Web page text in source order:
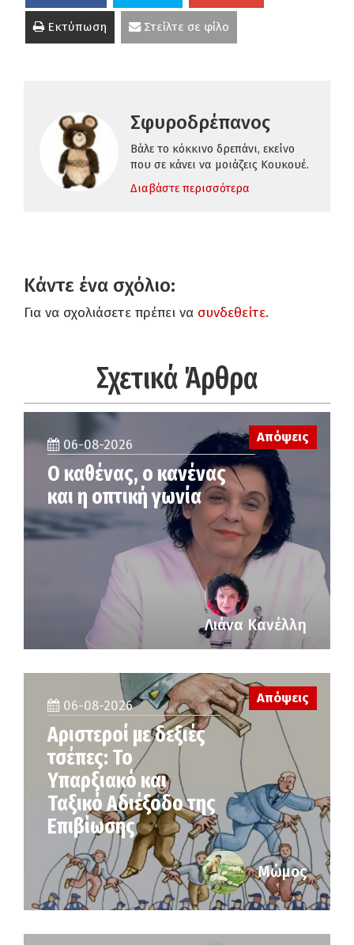
Εκτύπωση Στείλτε σε φίλο
Σφυροδρέπανος
Βάλε το κόκκινο δρεπάνι, εκείνο
που σε κάνει να μοιάζεις Κουκουέ.
Διαβάστε περισσότερα
Κάντε ένα σχόλιο:
Για να σχολιάσετε πρέπει να συνδεθείτε.
Σχετικά Άρθρα
Απόψεις
06-08-2026
Ο καθένας, ο κανένας
και η οπτική γωνία
Λιάνα Κανέλλη
06-08-2026
Αριστεροί με δεξιές
τσέπες: Το
Υπαρξιακό και
Ταξικό Αδιέξοδο της
Επιβίωσης
Απόψεις
Μώμος